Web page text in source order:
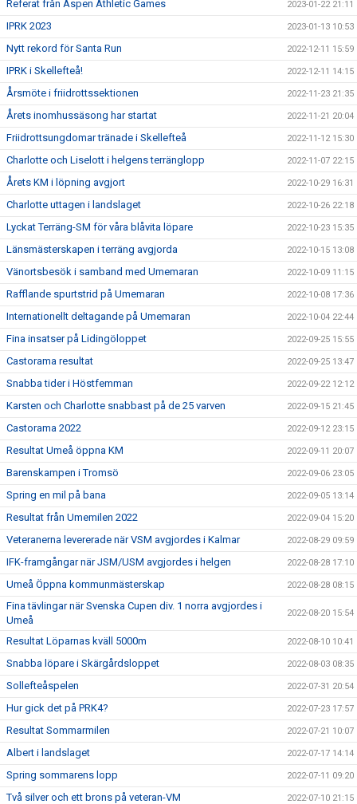
Referat från Aspen Athletic Games 2023-01-22 21:11
IPRK 2023 2023-01-13 10:53
Nytt rekord för Santa Run 2022-12-11 15:59
IPRK i Skellefteå! 2022-12-11 14:15
Årsmöte i friidrottssektionen 2022-11-23 21:35
Årets inomhussäsong har startat 2022-11-21 20:04
Friidrottsungdomar tränade i Skellefteå 2022-11-12 15:30
Charlotte och Liselott i helgens terränglopp 2022-11-07 22:15
Årets KM i löpning avgjort 2022-10-29 16:31
Charlotte uttagen i landslaget 2022-10-26 22:18
Lyckat Terräng-SM för våra blåvita löpare 2022-10-23 15:35
Länsmästerskapen i terräng avgjorda 2022-10-15 13:08
Vänortsbesök i samband med Umemaran 2022-10-09 11:15
Rafflande spurtstrid på Umemaran 2022-10-08 17:36
Internationellt deltagande på Umemaran 2022-10-04 22:44
Fina insatser på Lidingöloppet 2022-09-25 15:55
Castorama resultat 2022-09-25 13:47
Snabba tider i Höstfemman 2022-09-22 12:12
Karsten och Charlotte snabbast på de 25 varven 2022-09-15 21:45
Castorama 2022 2022-09-12 23:15
Resultat Umeå öppna KM 2022-09-11 20:07
Barenskampen i Tromsö 2022-09-06 23:05
Spring en mil på bana 2022-09-05 13:14
Resultat från Umemilen 2022 2022-09-04 15:20
Veteranerna levererade när VSM avgjordes i Kalmar 2022-08-29 09:59
IFK-framgångar när JSM/USM avgjordes i helgen 2022-08-28 17:10
Umeå Öppna kommunmästerskap 2022-08-28 08:15
Fina tävlingar när Svenska Cupen div. 1 norra avgjordes i
Umeå
2022-08-20 15:54
Resultat Löparnas kväll 5000m 2022-08-10 10:41
Snabba löpare i Skärgårdsloppet 2022-08-03 08:35
Sollefteåspelen 2022-07-31 20:54
Hur gick det på PRK4? 2022-07-23 17:57
Resultat Sommarmilen 2022-07-21 10:07
Albert i landslaget 2022-07-17 14:14
Spring sommarens lopp 2022-07-11 09:20
Två silver och ett brons på veteran-VM 2022-07-10 21:15